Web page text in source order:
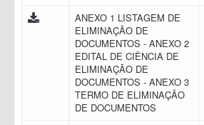
ANEXO 1 LISTAGEM DE
ELIMINAÇÃO DE
DOCUMENTOS - ANEXO 2
EDITAL DE CIÊNCIA DE
ELIMINAÇÃO DE
DOCUMENTOS - ANEXO 3
TERMO DE ELIMINAÇÃO
DE DOCUMENTOS